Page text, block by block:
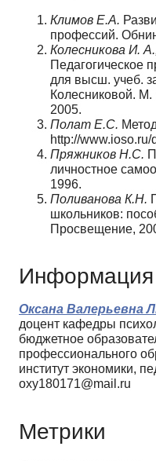
Климов Е.А.
профессий.
Колесникова И.
Педагогическое
для высш. учеб.
Колесниковой.
2005.
Полат Е.С.
http://
Пряжников Н.С.
личностное
1996.
Поливанова К.Н.
школьников:
Просвещение,
Информация
Оксана Валерьевна
доцент кафедры
бюджетное
профессионального
институт экономики,
oxy180171@mail.ru
Метрики